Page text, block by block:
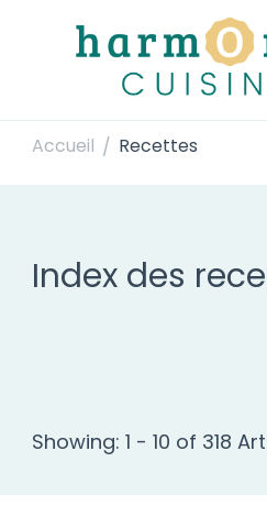
Harmonie
Accueil / Recettes
Index des
Showing: 1 - 10 of 318